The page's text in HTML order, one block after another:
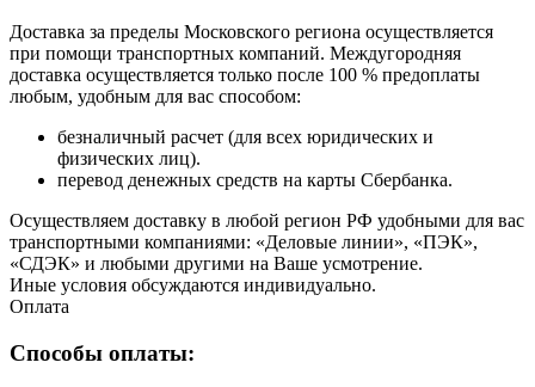
Доставка за пределы Московского региона осуществляется
при помощи транспортных компаний. Междугородняя
доставка осуществляется только после 100 % предоплаты
любым, удобным для вас способом:
безналичный расчет (для всех юридических и
физических лиц).
перевод денежных средств на карты Сбербанка.
Осуществляем доставку в любой регион РФ удобными для вас
транспортными компаниями: «Деловые линии», «ПЭК»,
«СДЭК» и любыми другими на Ваше усмотрение.
Иные условия обсуждаются индивидуально.
Оплата
Способы оплаты: